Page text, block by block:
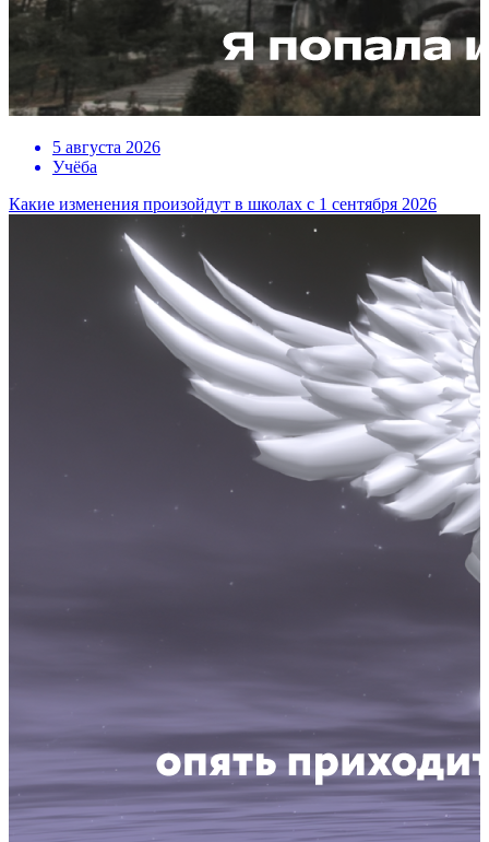
5 августа 2026
Учёба
Какие изменения произойдут в школах с 1 сентября 2026